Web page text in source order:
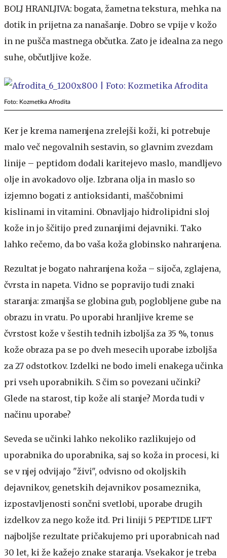
BOLJ HRANLJIVA: bogata, žametna tekstura, mehka na
dotik in prijetna za nanašanje. Dobro se vpije v kožo
in ne pušča mastnega občutka. Zato je idealna za nego
suhe, občutljive kože.
Foto: Kozmetika Afrodita
Ker je krema namenjena zrelejši koži, ki potrebuje
malo več negovalnih sestavin, so glavnim zvezdam
linije – peptidom dodali karitejevo maslo, mandljevo
olje in avokadovo olje. Izbrana olja in maslo so
izjemno bogati z antioksidanti, maščobnimi
kislinami in vitamini. Obnavljajo hidrolipidni sloj
kože in jo ščitijo pred zunanjimi dejavniki. Tako
lahko rečemo, da bo vaša koža globinsko nahranjena.
Rezultat je bogato nahranjena koža – sijoča, zglajena,
čvrsta in napeta. Vidno se popravijo tudi znaki
staranja: zmanjša se globina gub, poglobljene gube na
obrazu in vratu. Po uporabi hranljive kreme se
čvrstost kože v šestih tednih izboljša za 35 %, tonus
kože obraza pa se po dveh mesecih uporabe izboljša
za 27 odstotkov. Izdelki ne bodo imeli enakega učinka
pri vseh uporabnikih. S čim so povezani učinki?
Glede na starost, tip kože ali stanje? Morda tudi v
načinu uporabe?
Seveda se učinki lahko nekoliko razlikujejo od
uporabnika do uporabnika, saj so koža in procesi, ki
se v njej odvijajo "živi", odvisno od okoljskih
dejavnikov, genetskih dejavnikov posameznika,
izpostavljenosti sončni svetlobi, uporabe drugih
izdelkov za nego kože itd. Pri liniji 5 PEPTIDE LIFT
najboljše rezultate pričakujemo pri uporabnicah nad
30 let, ki že kažejo znake staranja. Vsekakor je treba